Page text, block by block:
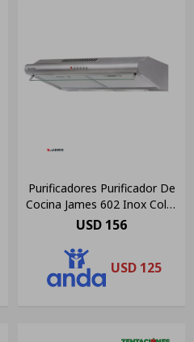
Purificadores Purificador De
Cocina James 602 Inox Color
Gris
USD 156
USD 125